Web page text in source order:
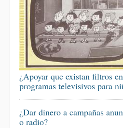
¿Apoyar que existan filtros
programas televisivos para
¿Dar dinero a campañas
o radio?